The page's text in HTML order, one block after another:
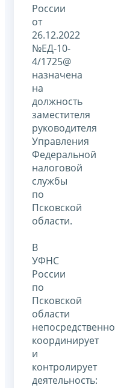
России
от
26.12.2022
№ЕД-10-
4/1725@
назначена
на
должность
заместителя
руководителя
Управления
Федеральной
налоговой
службы
по
Псковской
области.
В
УФНС
России
по
Псковской
области
непосредственно
координирует
и
контролирует
деятельность: